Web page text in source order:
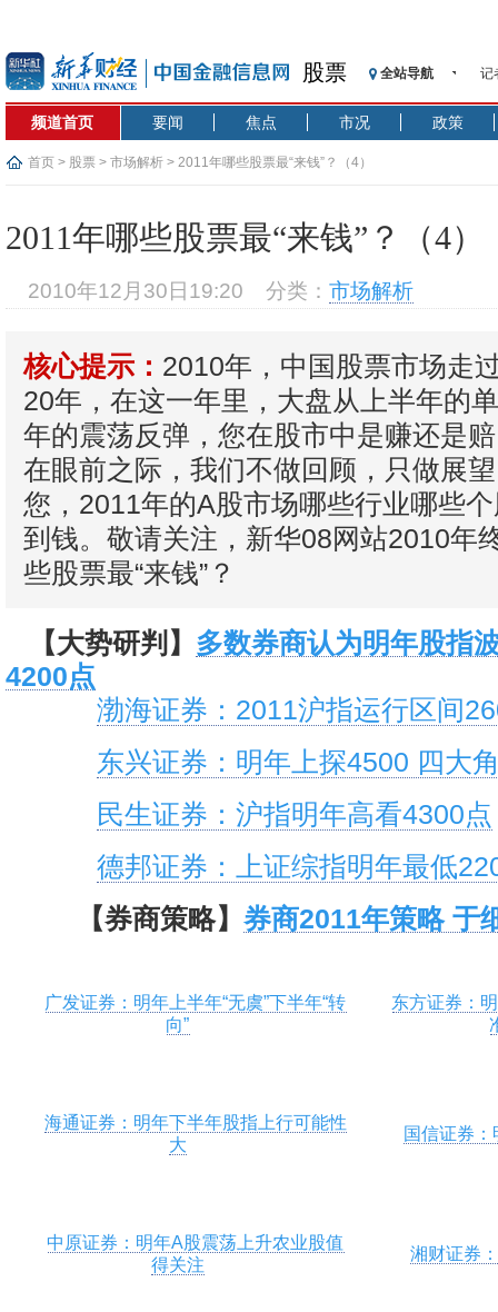
股票 全站导航
记
【
恒
【
频道首页 要闻 焦点 市况 政策
首页 > 股票 > 市场解析 > 2011年哪些股票最“来钱”？（4）
2011年哪些股票最“来钱”？（4）
2010年12月30日19:20 分类： 市场解析
核心提示： 2010年，中国股票市场走
20年，在这一年里，大盘从上半年的
年的震荡反弹，您在股市中是赚还是
在眼前之际，我们不做回顾，只做展
您，2011年的A股市场哪些行业哪些
到钱。敬请关注，新华08网站2010年
些股票最“来钱”？
【大势研判】 多数券商认为明年股指
4200点
渤海证券：2011沪指运行区间
东兴证券：明年上探4500 四大
民生证券：沪指明年高看4300点
德邦证券：上证综指明年最低
【券商策略】 券商2011年策略 于
广发证券：明年上半年“无虞”下半年“转
向”
东方证券：
海通证券：明年下半年股指上行可能性
大
国信证券
中原证券：明年A股震荡上升农业股值
得关注
湘财证券